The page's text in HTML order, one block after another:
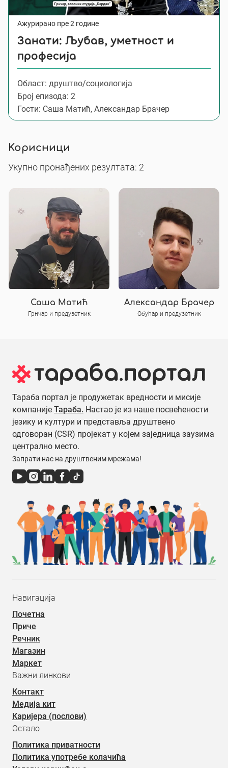
Ажурирано пре 2 године
Занати: Љубав, уметност и
професија
Област: друштво/социологија
Број епизода: 2
Гости: Саша Матић, Александар Брачер
Корисници
Укупно пронађених резултата: 2
Саша Матић
Грнчар и предузетник
Александар Брачер
Обућар и предузетник
Тараба портал је продужетак вредности и мисије
компаније Тараба. Настао је из наше посвећености
језику и култури и представља друштвено
одговоран (CSR) пројекат у којем заједница заузима
централно место.
Запрати нас на друштвеним мрежама!
Навигација
Почетна
Приче
Речник
Магазин
Маркет
Важни линкови
Контакт
Медија кит
Каријера (послови)
Остало
Политика приватности
Политика употребе колачића